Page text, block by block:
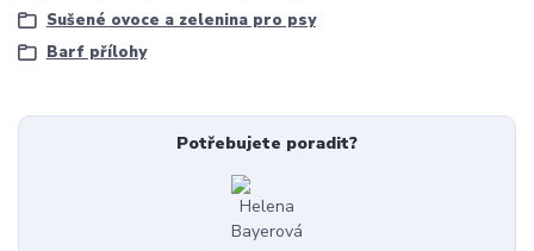
Sušené ovoce a zelenina pro psy
Barf přílohy
Potřebujete poradit?